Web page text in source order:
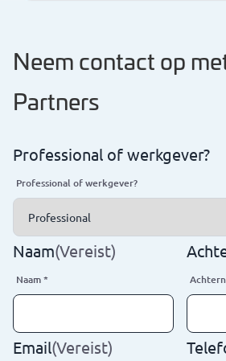
Neem contact op
Partners
Professional of werkgever?
Professional of werkgever?
Naam(Vereist)
Naam*
Email(Vereist)